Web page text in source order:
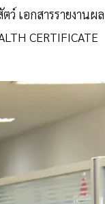
ว์ เอกสารรายงานผล
CERTIFICATE